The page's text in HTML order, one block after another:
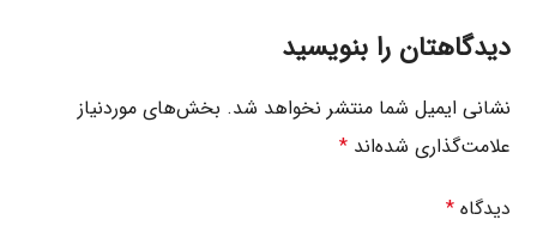
دیدگاهتان را بنویسید
نشانی ایمیل شما منتشر نخواهد شد. بخش‌های موردنیاز
علامت‌گذاری شده‌اند*
دیدگاه*